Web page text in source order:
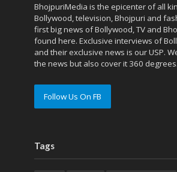
BhojpuriMedia is the epicenter of all
Bollywood, television, Bhojpuri and
first big news of Bollywood, TV and
found here. Exclusive interviews of
and their exclusive news is our USP.
the news but also cover it 360 degrees.
Follow Us On FB
Tags